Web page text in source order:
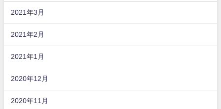
2021年3月
2021年2月
2021年1月
2020年12月
2020年11月